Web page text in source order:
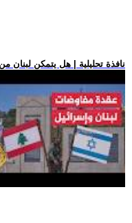
.. نافذة تحليلية | هل يتمكن